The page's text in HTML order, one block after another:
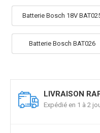
Batterie Bosch 18V
Batterie Bosch BAT026
LIVRAISON
Expédié en 1 à 2